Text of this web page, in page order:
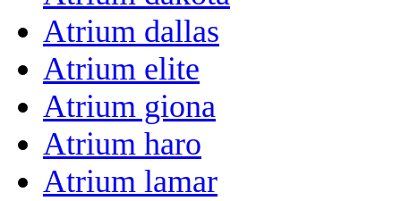
Atrium dallas
Atrium elite
Atrium giona
Atrium haro
Atrium lamar